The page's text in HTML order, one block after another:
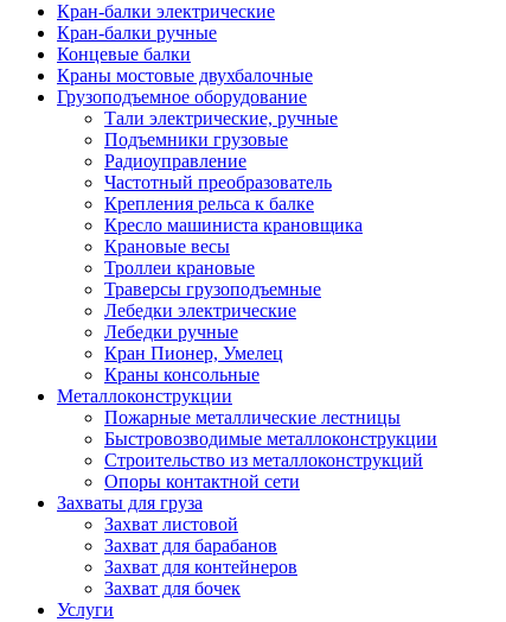
Кран-балки электрические
Кран-балки ручные
Концевые балки
Краны мостовые двухбалочные
Грузоподъемное оборудование
Тали электрические, ручные
Подъемники грузовые
Радиоуправление
Частотный преобразователь
Крепления рельса к балке
Кресло машиниста крановщика
Крановые весы
Троллеи крановые
Траверсы грузоподъемные
Лебедки электрические
Лебедки ручные
Кран Пионер, Умелец
Краны консольные
Металлоконструкции
Пожарные металлические лестницы
Быстровозводимые металлоконструкции
Строительство из металлоконструкций
Опоры контактной сети
Захваты для груза
Захват листовой
Захват для барабанов
Захват для контейнеров
Захват для бочек
Услуги